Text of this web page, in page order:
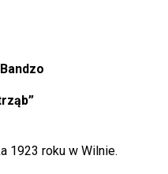
1923 roku w Wilnie.